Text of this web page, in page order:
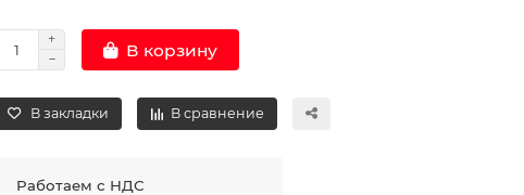
В корзину
В закладки В сравнение
Работаем с НДС